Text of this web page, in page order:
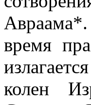
время
колен